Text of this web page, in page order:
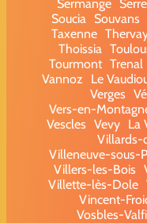
Sermange
Soucia
Souvans
Taxenne
Thoissia
Tourmont Trenal
Vannoz
Le
Verges
Vers-en-
Vescles Vevy La
Villards-
Villeneuve-sous-
Villers-les-Bois
Villette-lès-Dole
Vincent-
Vosbles-